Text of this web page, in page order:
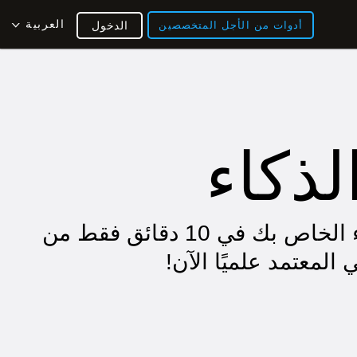
أدوات من الأجل المتخصصين العربية الدخول
اكتشف معدل الذكاء الخاص بك في 10 دقائق فقط من
المعتمد علميًا الآن!